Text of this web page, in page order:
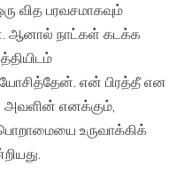
வித பரவசமாகவும்
நாட்கள் கடக்க
என் பிரத்தீ என
அவளின் எனக்கும்,
உருவாக்கிக்